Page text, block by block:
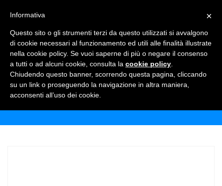
FUSTI FELD. ORIGINAL 20 LT
Home Shop Birre
×
Informativa
Questo sito o gli strumenti terzi da questo utilizzati si avvalgono
di cookie necessari al funzionamento ed utili alle finalità illustrate
nella cookie policy. Se vuoi saperne di più o negare il consenso
a tutti o ad alcuni cookie, consulta la cookie policy
Chiudendo questo banner, scorrendo questa pagina, cliccando
su un link o proseguendo la navigazione in altra maniera,
acconsenti all’uso dei cookie.